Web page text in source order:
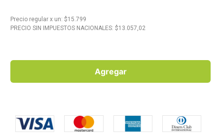
Precio regular x un: $15.799
PRECIO SIN IMPUESTOS NACIONALES: $13.057,02
Agregar
. Aceite